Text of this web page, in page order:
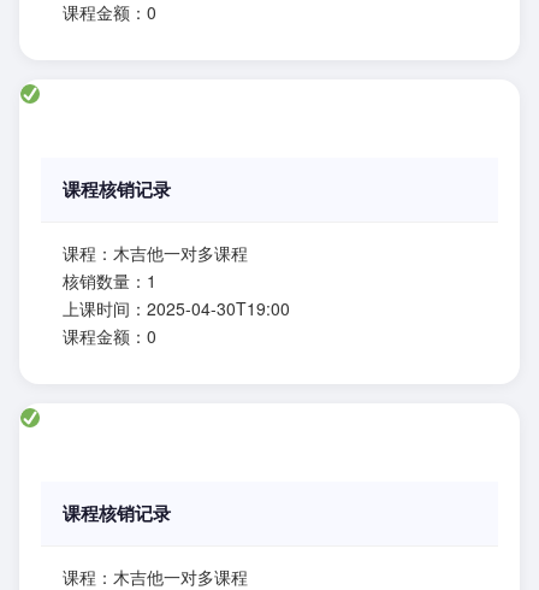
课程金额：0
课程核销记录
课程：木吉他一对多课程
核销数量：1
上课时间：2025-04-30T19:00
课程金额：0
课程核销记录
课程：木吉他一对多课程